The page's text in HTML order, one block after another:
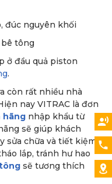
đúc nguyên khối
tông
ở đầu quả piston
.
còn rất nhiều nhà
nay VITRAC là đơn
hãng nhập khẩu từ
sẽ giúp khách
sửa chữa và tiết kiệm
lắp, tránh hư hao
sẽ tương thích